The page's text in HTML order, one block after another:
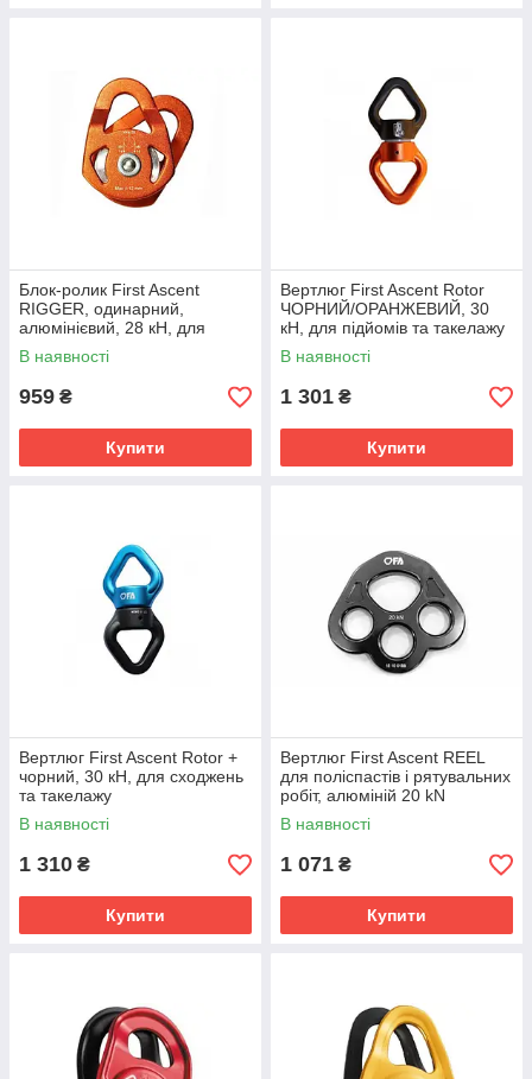
Блок-ролик First Ascent
RIGGER, одинарний,
алюмінієвий, 28 кН, для
мотузок до 12 мм
В наявності
959 ₴
Купити
Вертлюг First Ascent Rotor
ЧОРНИЙ/ОРАНЖЕВИЙ, 30
кН, для підйомів та такелажу
В наявності
1 301 ₴
Купити
Вертлюг First Ascent Rotor +
чорний, 30 кН, для сходжень
та такелажу
В наявності
1 310 ₴
Купити
Вертлюг First Ascent REEL
для поліспастів і рятувальних
робіт, алюміній 20 kN
В наявності
1 071 ₴
Купити